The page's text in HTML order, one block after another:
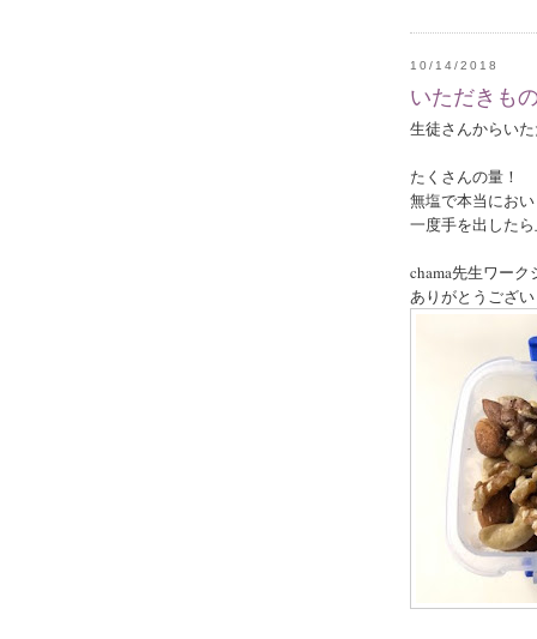
10/14/2018
いただきも
生徒さんからい
たくさんの量！
無塩で本当にお
一度手を出した
chama先生ワー
ありがとうござ